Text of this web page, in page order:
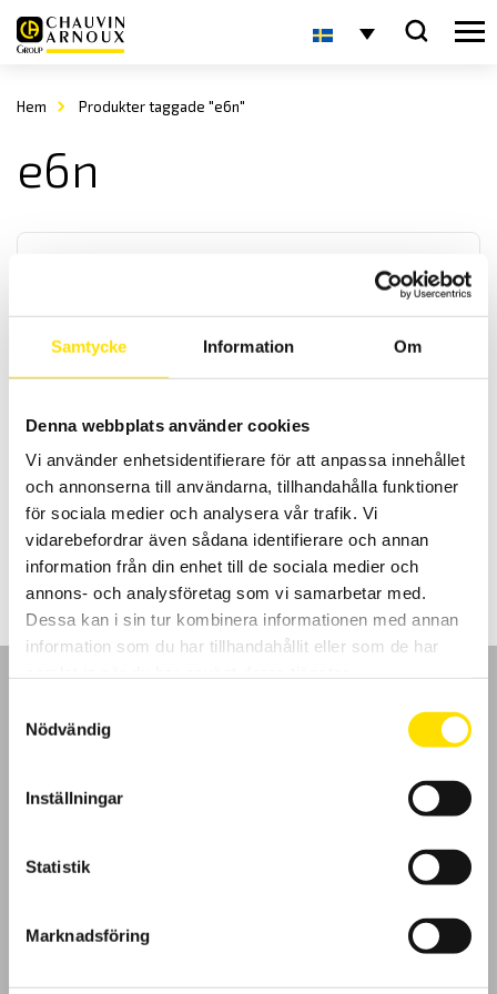
Samtycke Information Om
Denna webbplats använder cookies
Vi använder enhetsidentifierare för att anpassa innehållet
och annonserna till användarna, tillhandahålla funktioner
för sociala medier och analysera vår trafik. Vi
vidarebefordrar även sådana identifierare och annan
information från din enhet till de sociala medier och
annons- och analysföretag som vi samarbetar med.
Dessa kan i sin tur kombinera informationen med annan
information som du har tillhandahållit eller som de har
Nödvändig
Inställningar
Statistik
Marknadsföring
Hem Produkter taggade "e6n"
e6n
AC och DC mätande strömtänger som används till alla typer av
multimetrar, oscilloskop, loggrar eller skrivare. Med E27 och BNC
adapter P01102081 kan tången anslutas till Qualistar och PEL
produkter.
5,040.00kr – 6,695.00kr Prisintervall:
5,040.00 kr
till
6,695.00 kr
LÄS MER